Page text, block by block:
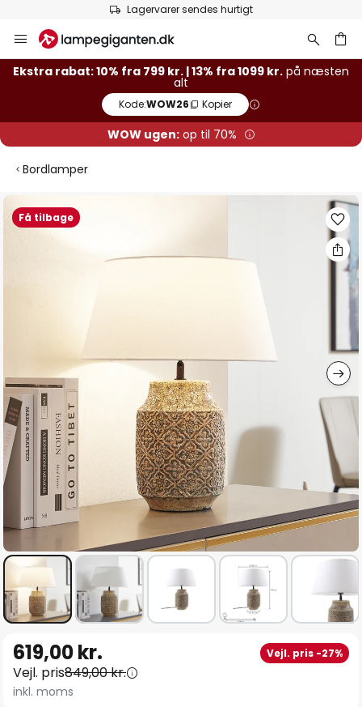
Lagervarer sendes hurtigt
to
Content
Ekstra rabat: 10% fra 799 kr. | 13% fra 1099 kr. på næsten
alt
Kode:WOW26 Kopier
WOW ugen:op til 70%
Bordlamper
Få tilbage
Gå
til
billedgalleriet
starten
af
619,00 kr. Vejl. pris -27%
Vejl. pris849,00 kr.
inkl. moms